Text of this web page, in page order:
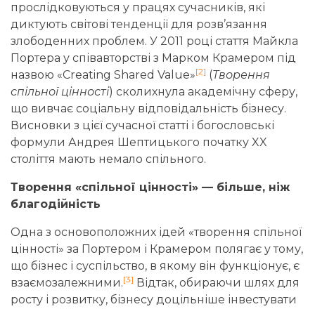
прослідковуються у працях сучасників, які
диктують світові тенденції для розв’язання
злободенних проблем. У 2011 році стаття Майкла
Портера у співавторстві з Марком Крамером під
назвою «Creating Shared Value»[2] (Творення
спільної цінності) сколихнула академічну сферу,
що вивчає соціальну відповідальність бізнесу.
Висновки з цієї сучасної статті і богословські
формули Андрея Шептицького початку XX
століття мають немало спільного.
Творення «спільної цінності» — більше, ніж
благодійність
Одна з основоположних ідей «творення спільної
цінності» за Портером і Крамером полягає у тому,
що бізнес і суспільство, в якому він функціонує, є
взаємозалежними.[3] Відтак, обираючи шлях для
росту і розвитку, бізнесу доцільніше інвестувати